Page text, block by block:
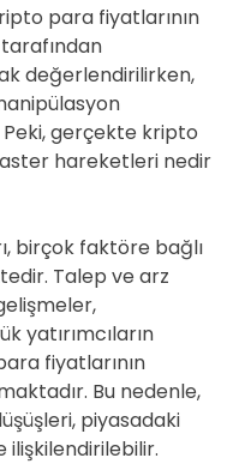
para fiyatlarının
tarafından
değerlendirilirken,
gerçekte kripto
hareketleri nedir
birçok faktöre bağlı
Talep ve arz
yatırımcıların
fiyatlarının
Bu nedenle,
piyasadaki
ilişkilendirilebilir.